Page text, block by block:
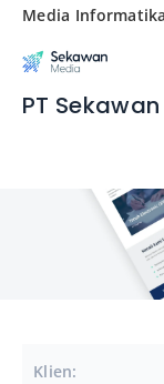
Media Informatika
PT
Klien: